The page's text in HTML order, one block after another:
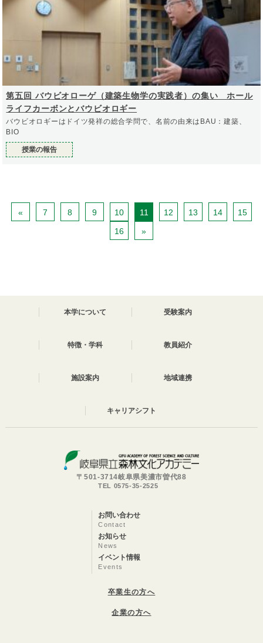
第五回 バウビオローゲ（建築生物学の実践者）の集い ホール
ライフカーボンとバウビオロギー
バウビオロギーはドイツ発祥の総合学問で、名前の由来はBAU：建築、
BIO
授業の報告
« 7 8 9 10 11 12 13 14
15
16
»
本学について 受験案内
特徴・学科 教員紹介
施設案内 地域連携
キャリアシフト
〒501-3714岐阜県美濃市曽代88
TEL 0575-35-2525
お問い合わせ
Contact
お知らせ
News
イベント情報
Events
卒業生の方へ
企業の方へ